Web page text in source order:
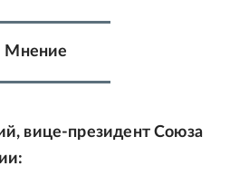
Мнение
вице-президент Союза